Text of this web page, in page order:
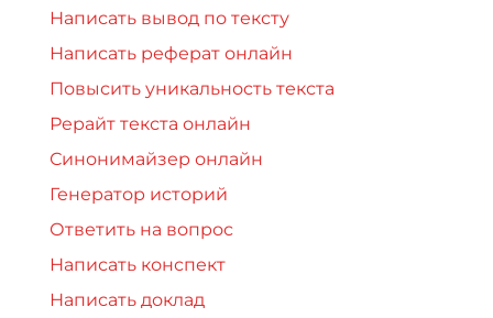
Написать вывод по тексту
Написать реферат онлайн
Повысить уникальность текста
Рерайт текста онлайн
Синонимайзер онлайн
Генератор историй
Ответить на вопрос
Написать конспект
Написать доклад